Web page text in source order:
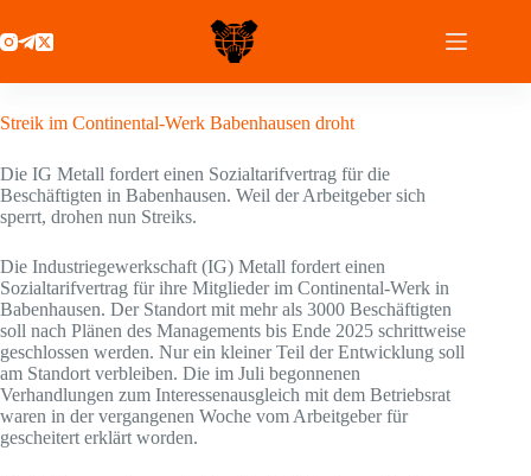
Inhalt
springen
Streik im Continental-Werk Babenhausen droht
Die IG Metall fordert einen Sozialtarifvertrag für die
Beschäftigten in Babenhausen. Weil der Arbeitgeber sich
sperrt, drohen nun Streiks.
Die Industriegewerkschaft (IG) Metall fordert einen
Sozialtarifvertrag für ihre Mitglieder im Continental-Werk in
Babenhausen. Der Standort mit mehr als 3000 Beschäftigten
soll nach Plänen des Managements bis Ende 2025 schrittweise
geschlossen werden. Nur ein kleiner Teil der Entwicklung soll
am Standort verbleiben. Die im Juli begonnenen
Verhandlungen zum Interessenausgleich mit dem Betriebsrat
waren in der vergangenen Woche vom Arbeitgeber für
gescheitert erklärt worden.